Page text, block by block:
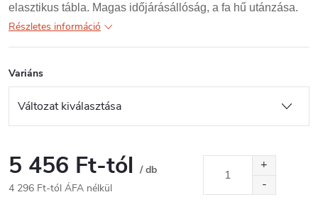
elasztikus tábla. Magas időjárásállóság, a fa hű utánzása.
Részletes információ
Variáns
5 456 Ft-tól / db
4 296 Ft-tól ÁFA nélkül